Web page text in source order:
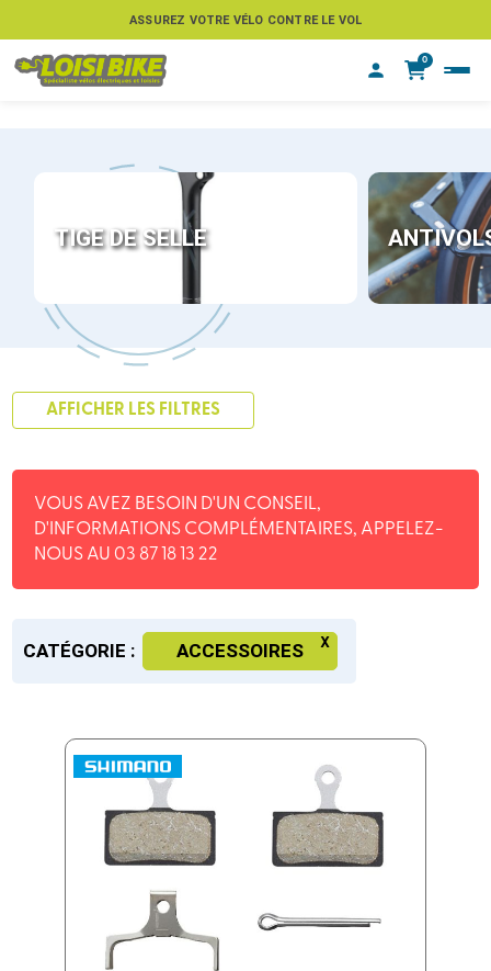
ASSUREZ VOTRE VÉLO CONTRE LE VOL
0
TIGE DE SELLE
AFFICHER LES FILTRES
VOUS AVEZ BESOIN D'UN CONSEIL,
D'INFORMATIONS COMPLÉMENTAIRES, APPELEZ-
NOUS AU 03 87 18 13 22
CATÉGORIE : ACCESSOIRES